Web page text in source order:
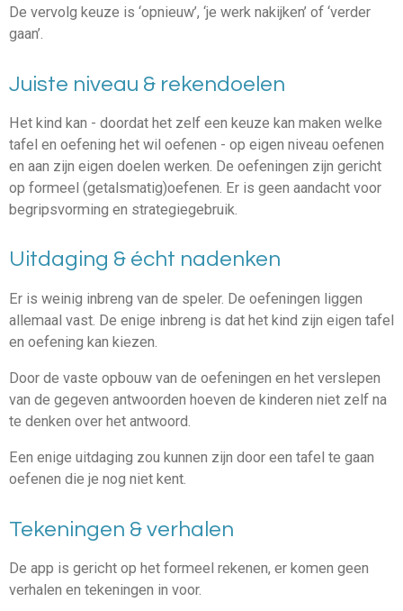
De vervolg keuze is ‘opnieuw’, ‘je werk nakijken’ of ‘verder
gaan’.
Juiste niveau & rekendoelen
Het kind kan - doordat het zelf een keuze kan maken welke
tafel en oefening het wil oefenen - op eigen niveau oefenen
en aan zijn eigen doelen werken. De oefeningen zijn gericht
op formeel (getalsmatig)oefenen. Er is geen aandacht voor
begripsvorming en strategiegebruik.
Uitdaging & écht nadenken
Er is weinig inbreng van de speler. De oefeningen liggen
allemaal vast. De enige inbreng is dat het kind zijn eigen tafel
en oefening kan kiezen.
Door de vaste opbouw van de oefeningen en het verslepen
van de gegeven antwoorden hoeven de kinderen niet zelf na
te denken over het antwoord.
Een enige uitdaging zou kunnen zijn door een tafel te gaan
oefenen die je nog niet kent.
Tekeningen & verhalen
De app is gericht op het formeel rekenen, er komen geen
verhalen en tekeningen in voor.